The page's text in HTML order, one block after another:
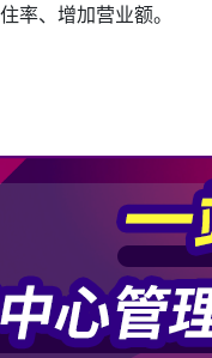
率、增加营业额。